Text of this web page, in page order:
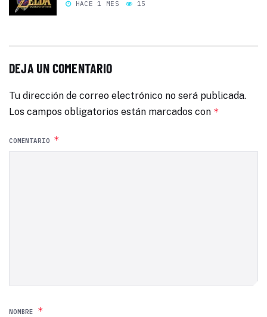
HACE 1 MES 15
DEJA UN COMENTARIO
Tu dirección de correo electrónico no será publicada.
Los campos obligatorios están marcados con *
COMENTARIO *
NOMBRE *